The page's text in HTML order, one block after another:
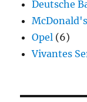
Deutsche
McDonald's
Opel (6)
Vivantes